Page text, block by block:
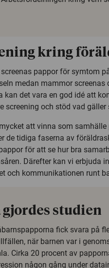
kring
screenas pappor för symtom
medan mammor screenas
kan det vara en god idé att
screening och stöd vad
att vinna som
de tidiga faserna av
för att se hur bra
Därefter kan vi erbjuda
och kommunikationen runt
gjordes studien
fick svara på
när barnen var i
Cirka 20 procent av
någon gång under